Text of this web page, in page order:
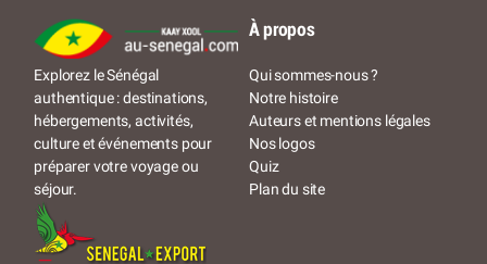
Explorez le Sénégal
authentique : destinations,
hébergements, activités,
culture et événements pour
préparer votre voyage ou
séjour.
À propos
Qui sommes-nous ?
Notre histoire
Auteurs et mentions légales
Nos logos
Quiz
Plan du site